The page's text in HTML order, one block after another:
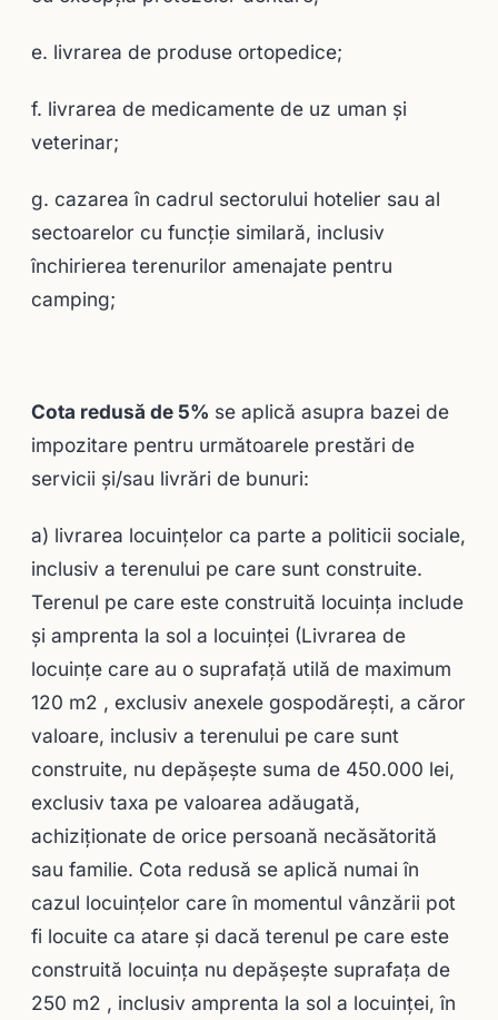
e. livrarea de produse ortopedice;
f. livrarea de medicamente de uz uman şi
veterinar;
g. cazarea în cadrul sectorului hotelier sau al
sectoarelor cu funcţie similară, inclusiv
închirierea terenurilor amenajate pentru
camping;
Cota redusă de 5% se aplică asupra bazei de
impozitare pentru următoarele prestări de
servicii şi/sau livrări de bunuri:
a) livrarea locuinţelor ca parte a politicii sociale,
inclusiv a terenului pe care sunt construite.
Terenul pe care este construită locuinţa include
şi amprenta la sol a locuinţei (Livrarea de
locuințe care au o suprafață utilă de maximum
120 m2 , exclusiv anexele gospodărești, a căror
valoare, inclusiv a terenului pe care sunt
construite, nu depășește suma de 450.000 lei,
exclusiv taxa pe valoarea adăugată,
achiziționate de orice persoană necăsătorită
sau familie. Cota redusă se aplică numai în
cazul locuințelor care în momentul vânzării pot
fi locuite ca atare și dacă terenul pe care este
construită locuința nu depășește suprafața de
250 m2 , inclusiv amprenta la sol a locuinței, în